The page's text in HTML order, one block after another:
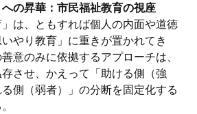
への昇華：市民福祉教育の視座
は、ともすれば個人の内面や道徳
やり教育」に重きが置かれてき
意のみに依拠するアプローチは、
させ、かえって「助ける側（強
側（弱者）」の分断を固定化する